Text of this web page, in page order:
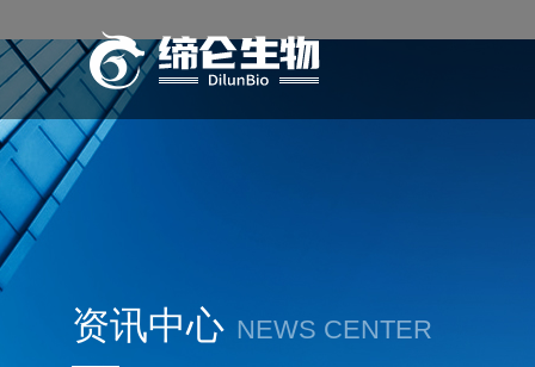
资讯中心 NEWS CENTER